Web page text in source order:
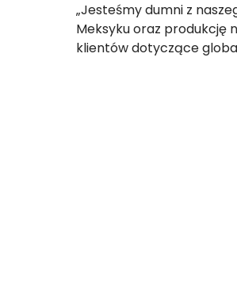
„Jesteśmy dumni z
Meksyku oraz produkcję
klientów dotyczące